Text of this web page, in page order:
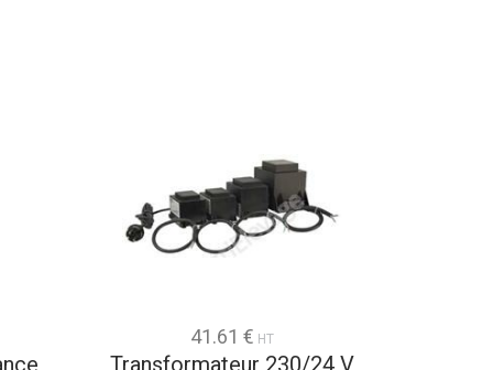
41.61 € HT
Transformateur 230/24 V